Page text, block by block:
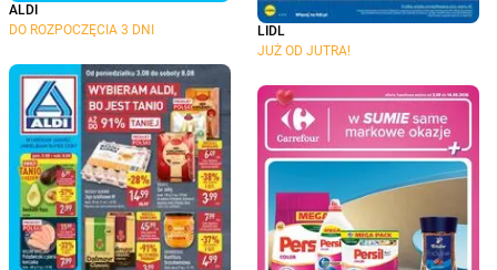
ALDI
DO ROZPOCZĘCIA 3 DNI
LIDL
JUŻ OD JUTRA!